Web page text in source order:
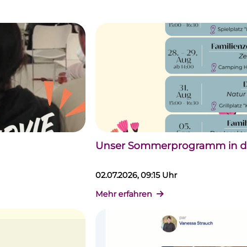
Unser Sommerprogramm in
02.07.2026, 09:15 Uhr
Mehr erfahren